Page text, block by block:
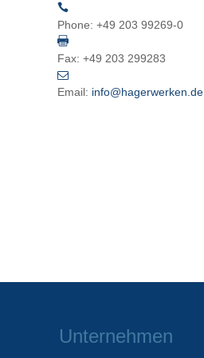
Phone: +49 203 99269-0
Fax: +49 203 299283
Email: info@hagerwerken.de
Unternehmen